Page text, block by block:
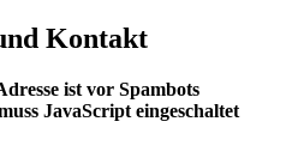
Kontakt
ist vor Spambots
JavaScript eingeschaltet